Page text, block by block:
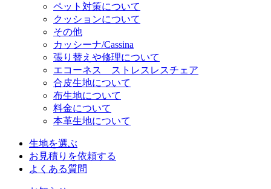
ペット対策について
クッションについて
その他
カッシーナ/Cassina
張り替えや修理について
エコーネス ストレスレスチェア
合皮生地について
布生地について
料金について
本革生地について
生地を選ぶ
お見積りを依頼する
よくある質問